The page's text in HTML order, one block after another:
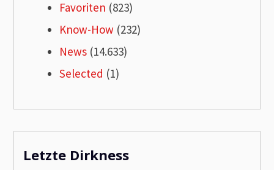
Favoriten (823)
Know-How (232)
News (14.633)
Selected (1)
Letzte Dirkness